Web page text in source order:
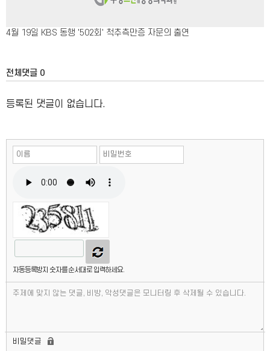
4월 19일 KBS 동행 '502회' 척추측만증 자문의 출연
전체댓글 0
등록된 댓글이 없습니다.
자동등록방지 숫자를 순서대로 입력하세요.
비밀댓글